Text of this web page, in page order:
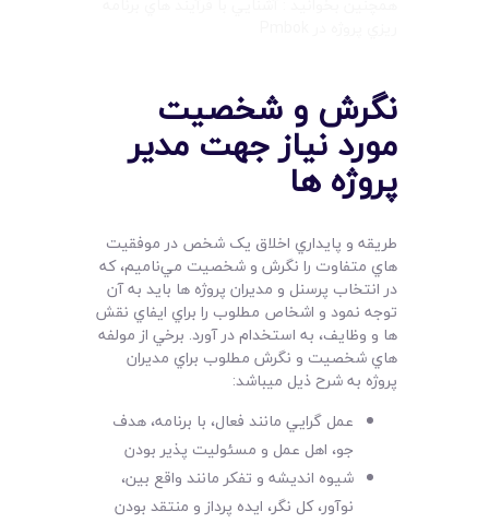
نگرش و شخصيت
مورد نياز جهت مدير
پروژه ها
طريقه و پايداري اخلاق يک شخص در موفقيت
هاي متفاوت را نگرش و شخصيت مي‌ناميم، که
در انتخاب پرسنل و مديران پروژه ها بايد به آن
توجه نمود و اشخاص مطلوب را براي ايفاي نقش
ها و وظايف، به استخدام در آورد. برخي از مولفه
هاي شخصيت و نگرش مطلوب براي مديران
پروژه به شرح ذيل ميباشد:
عمل گرايي مانند فعال، با برنامه، هدف
جو، اهل عمل و مسئوليت پذير بودن
شيوه انديشه و تفکر مانند واقع بين،
نوآور، کل نگر، ايده پرداز و منتقد بودن